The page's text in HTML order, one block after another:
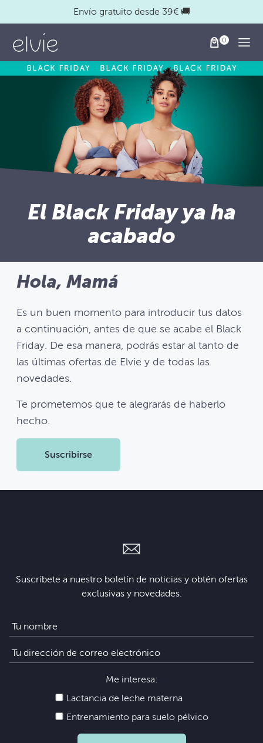
Envío gratuito desde 39€ 🚚
El Black Friday ya ha
acabado
Hola, Mamá
Es un buen momento para introducir tus datos
a continuación, antes de que se acabe el Black
Friday. De esa manera, podrás estar al tanto de
las últimas ofertas de Elvie y de todas las
novedades.
Te prometemos que te alegrarás de haberlo
hecho.
Suscribirse
Suscríbete a nuestro boletín de noticias y obtén ofertas
exclusivas y novedades.
Me interesa:
Lactancia de leche materna
Entrenamiento para suelo pélvico